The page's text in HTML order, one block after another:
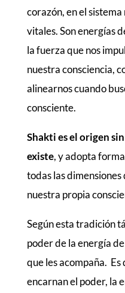
corazón, en el
vitales. Son energías
la fuerza que nos
nuestra consciencia,
alinearnos cuando
consciente.
Shakti es el origen
existe, y adopta
todas las
nuestra propia
Según esta tradición
poder de la energía
que les acompaña.
encarnan el poder, la